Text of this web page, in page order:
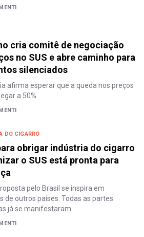
cria comitê de negociação
no SUS e abre caminho para
silenciados
afirma esperar que a queda nos preços
a 50%
DO CIGARRO
obrigar indústria do cigarro
o SUS está pronta para
pelo Brasil se inspira em
de outros países. Todas as partes
já se manifestaram